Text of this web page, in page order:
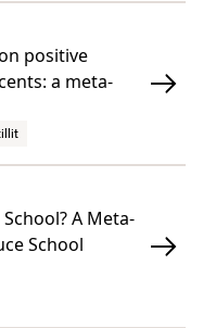
positive
a meta-
A Meta-
School